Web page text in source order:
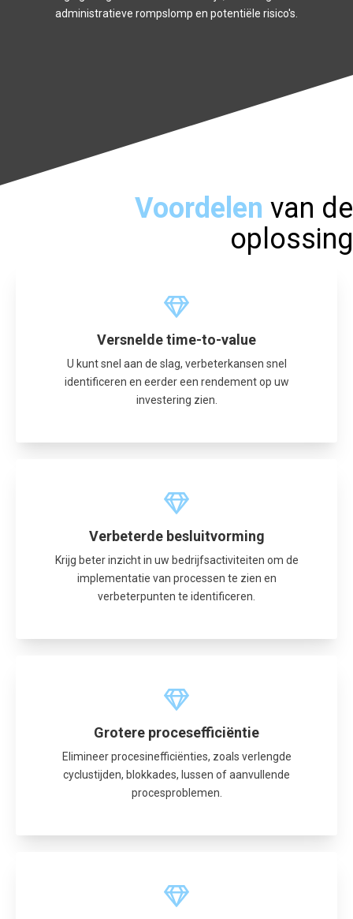
administratieve rompslomp en potentiële risico's.
Voordelen van de
oplossing
Versnelde time-to-value
U kunt snel aan de slag, verbeterkansen snel
identificeren en eerder een rendement op uw
investering zien.
Verbeterde besluitvorming
Krijg beter inzicht in uw bedrijfsactiviteiten om de
implementatie van processen te zien en
verbeterpunten te identificeren.
Grotere procesefficiëntie
Elimineer procesinefficiënties, zoals verlengde
cyclustijden, blokkades, lussen of aanvullende
procesproblemen.